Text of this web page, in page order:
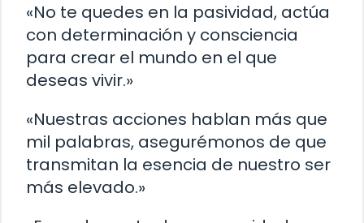
«No te quedes en la pasividad, actúa
con determinación y consciencia
para crear el mundo en el que
deseas vivir.»
«Nuestras acciones hablan más que
mil palabras, asegurémonos de que
transmitan la esencia de nuestro ser
más elevado.»